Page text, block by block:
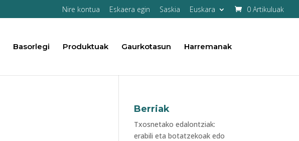
Nire kontua Eskaera egin Saskia Euskara 0 Artikuluak
Basorlegi Produktuak Gaurkotasun Harremanak
Berriak
Txosnetako edalontziak:
erabili eta botatzekoak edo